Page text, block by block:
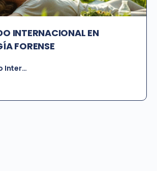
INTERNACIONAL EN
FORENSE
Inter…